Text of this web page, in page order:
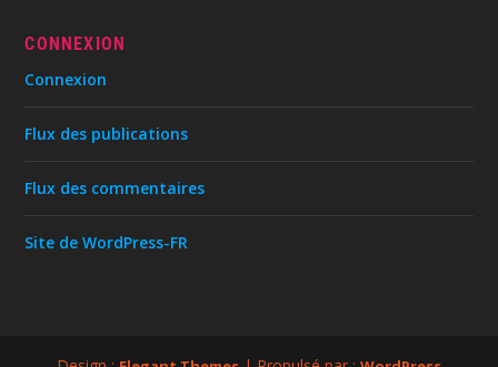
CONNEXION
Connexion
Flux des publications
Flux des commentaires
Site de WordPress-FR